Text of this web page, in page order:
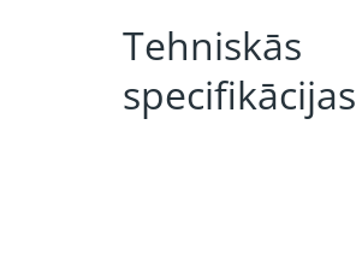
Tehniskās
specifikācijas